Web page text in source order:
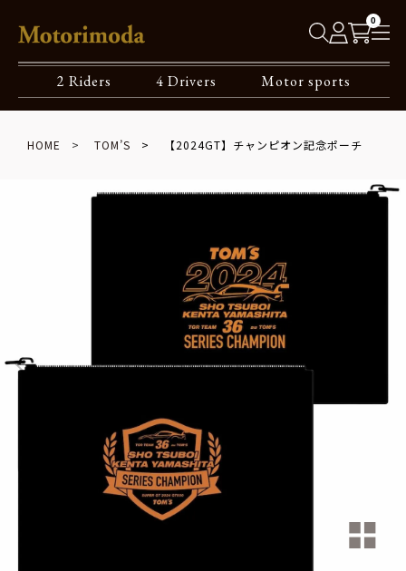
0
2 Riders 4 Drivers Motor sports
HOME TOM’S 【2024GT】チャンピオン記念ポーチ